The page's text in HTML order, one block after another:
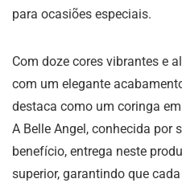
para ocasiões especiais.
Com doze cores vibrantes e
com um elegante
destaca como um coringa
A Belle Angel, conhecida por
benefício, entrega neste
superior, garantindo que